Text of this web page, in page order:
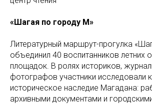
«Шагая по городу М»
Литературный маршрут-прогулка
объединил 40 воспитанников летних
площадок. В ролях историков,
фотографов участники исследовали
историческое наследие Магадана:
архивными документами и